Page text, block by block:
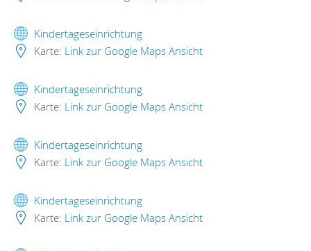
Kindertageseinrichtung
Karte: Link zur Google Maps Ansicht
Kindertageseinrichtung
Karte: Link zur Google Maps Ansicht
Kindertageseinrichtung
Karte: Link zur Google Maps Ansicht
Kindertageseinrichtung
Karte: Link zur Google Maps Ansicht